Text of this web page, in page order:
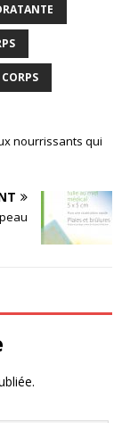
nourrissants qui